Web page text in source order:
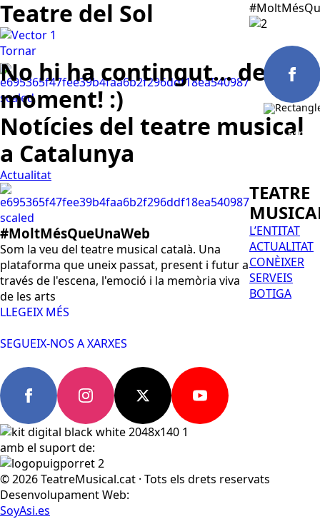
Teatre del Sol
Tornar
No hi ha contingut... de
moment! :)
Notícies del teatre musical
a Catalunya
Actualitat
#MoltMésQueUnaWeb
Som la veu del teatre musical català. Una
plataforma que uneix passat, present i futur a
través de l'escena, l'emoció i la memòria viva
de les arts
TEATRE
L’ENTITAT
ACTUALITAT
CONÈIXER
SERVEIS
BOTIGA
LLEGEIX MÉS
SEGUEIX-NOS A XARXES
amb el suport de:
© 2026 TeatreMusical.cat · Tots els drets reservats
Desenvolupament Web:
SoyAsi.es